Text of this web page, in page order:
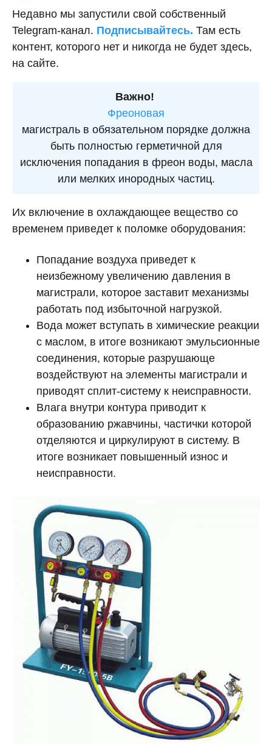
Недавно мы запустили свой собственный
Telegram-канал. Подписывайтесь. Там есть
контент, которого нет и никогда не будет здесь,
на сайте.
Важно!
Фреоновая
магистраль в обязательном порядке должна
быть полностью герметичной для
исключения попадания в фреон воды, масла
или мелких инородных частиц.
Их включение в охлаждающее вещество со
временем приведет к поломке оборудования:
Попадание воздуха приведет к
неизбежному увеличению давления в
магистрали, которое заставит механизмы
работать под избыточной нагрузкой.
Вода может вступать в химические реакции
с маслом, в итоге возникают эмульсионные
соединения, которые разрушающе
воздействуют на элементы магистрали и
приводят сплит-систему к неисправности.
Влага внутри контура приводит к
образованию ржавчины, частички которой
отделяются и циркулируют в систему. В
итоге возникает повышенный износ и
неисправности.